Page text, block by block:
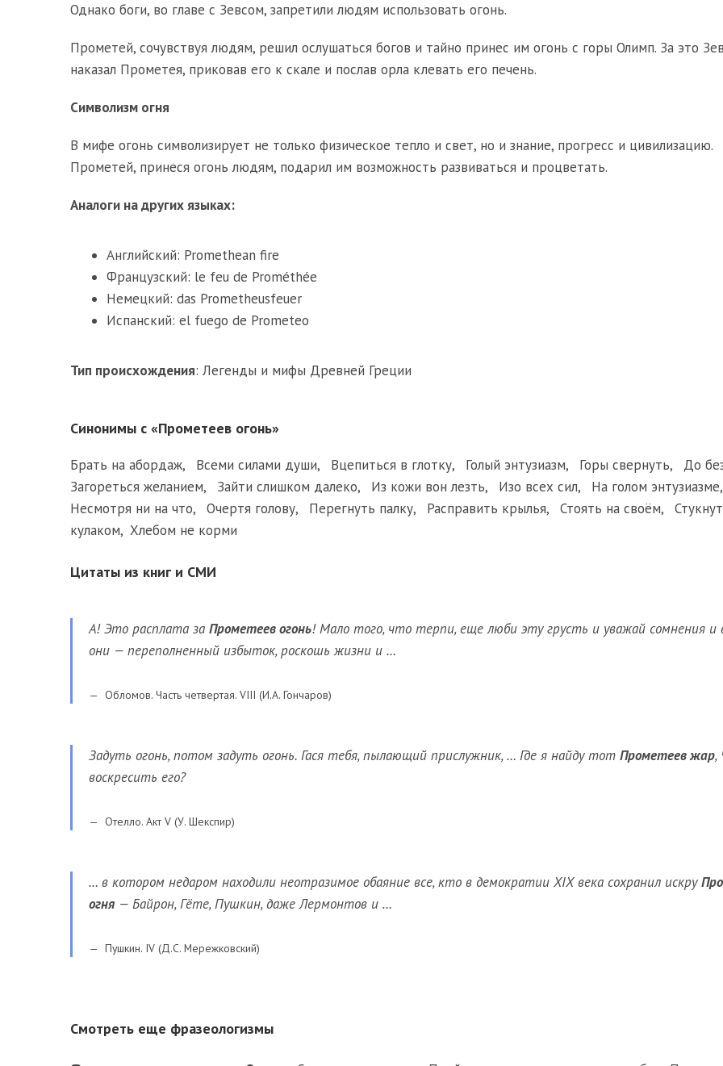
Однако боги, во главе с Зевсом, запретили людям использовать огонь.
Прометей, сочувствуя людям, решил ослушаться богов и тайно принес им огонь с горы Олимп. За это
наказал Прометея, приковав его к скале и послав орла клевать его печень.
Символизм огня
В мифе огонь символизирует не только физическое тепло и свет, но и знание, прогресс и цивилизацию.
Прометей, принеся огонь людям, подарил им возможность развиваться и процветать.
Аналоги на других языках:
Английский: Promethean fire
Французский: le feu de Prométhée
Немецкий: das Prometheusfeuer
Испанский: el fuego de Prometeo
Тип происхождения: Легенды и мифы Древней Греции
Синонимы с «Прометеев огонь»
Брать на абордаж, Всеми силами души, Вцепиться в глотку, Голый энтузиазм, Горы свернуть, До
Загореться желанием, Зайти слишком далеко, Из кожи вон лезть, Изо всех сил, На голом энтузиазме,
Несмотря ни на что, Очертя голову, Перегнуть палку, Расправить крылья, Стоять на своём,
кулаком, Хлебом не корми
Цитаты из книг и СМИ
А! Это расплата за Прометеев огонь! Мало того, что терпи, еще люби эту грусть и уважай сомнения и
они — переполненный избыток, роскошь жизни и …
Обломов. Часть четвертая. VIII (И.А. Гончаров)
Задуть огонь, потом задуть огонь. Гася тебя, пылающий прислужник, … Где я найду тот Прометеев жар,
воскресить его?
Отелло. Акт V (У. Шекспир)
… в котором недаром находили неотразимое обаяние все, кто в демократии XIX века сохранил искру
огня — Байрон, Гёте, Пушкин, даже Лермонтов и …
Пушкин. IV (Д.С. Мережковский)
Смотреть еще фразеологизмы